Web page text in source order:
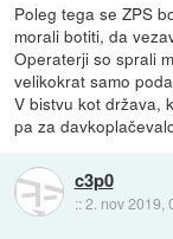
Poleg tega se ZPS
morali botiti, da
Operaterji so sprali
velikokrat samo
V bistvu kot država,
pa za
c3p0
::2. nov 2019,